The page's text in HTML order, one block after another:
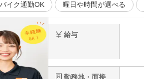
バイク通勤OK 曜日や時間が選べる
給与
勤務地・面接